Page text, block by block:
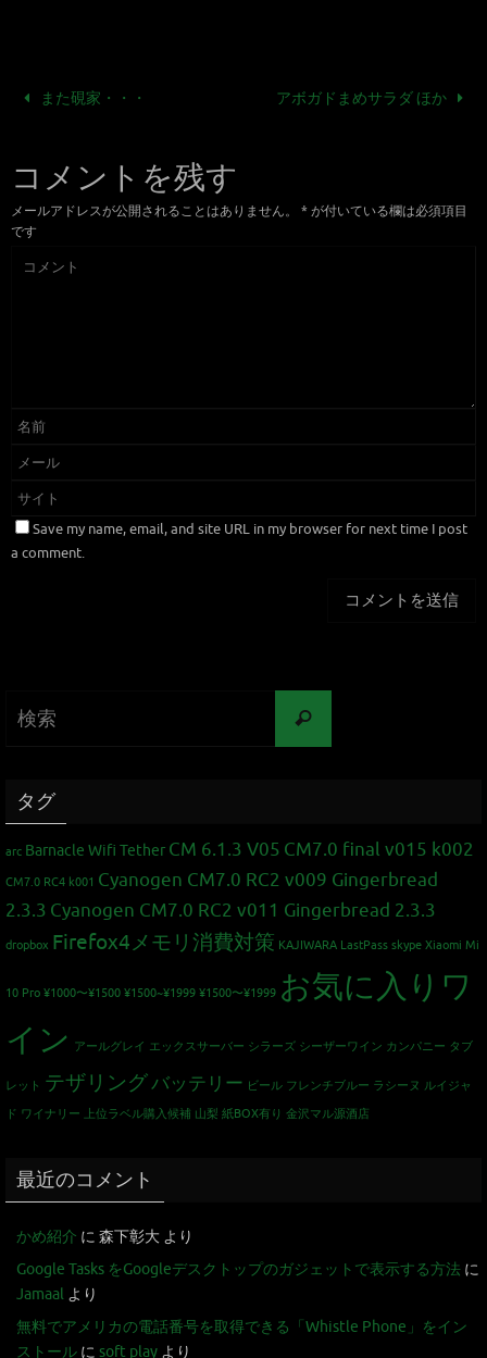
また硯家・・・ アボガドまめサラダ ほか
コメントを残す
メールアドレスが公開されることはありません。 * が付いている欄は必須項目
です
Save my name, email, and site URL in my browser for next time I post
a comment.
タグ
arc Barnacle Wifi Tether CM 6.1.3 V05 CM7.0 final v015 k002
CM7.0 RC4 k001 Cyanogen CM7.0 RC2 v009 Gingerbread
2.3.3 Cyanogen CM7.0 RC2 v011 Gingerbread 2.3.3
dropbox Firefox4メモリ消費対策 KAJIWARA LastPass skype Xiaomi Mi
10 Pro ¥1000〜¥1500 ¥1500~¥1999 ¥1500〜¥1999 お気に入りワ
イン アールグレイ エックスサーバー シラーズ シーザーワイン カンパニー タブ
レット テザリングバッテリー ビール フレンチブルー ラシーヌ ルイジャ
ド ワイナリー 上位ラベル購入候補 山梨 紙BOX有り 金沢マル源酒店
最近のコメント
かめ紹介 に 森下彰大 より
Google Tasks をGoogleデスクトップのガジェットで表示する方法 に
Jamaal より
無料でアメリカの電話番号を取得できる「Whistle Phone」をイン
ストール に soft play より